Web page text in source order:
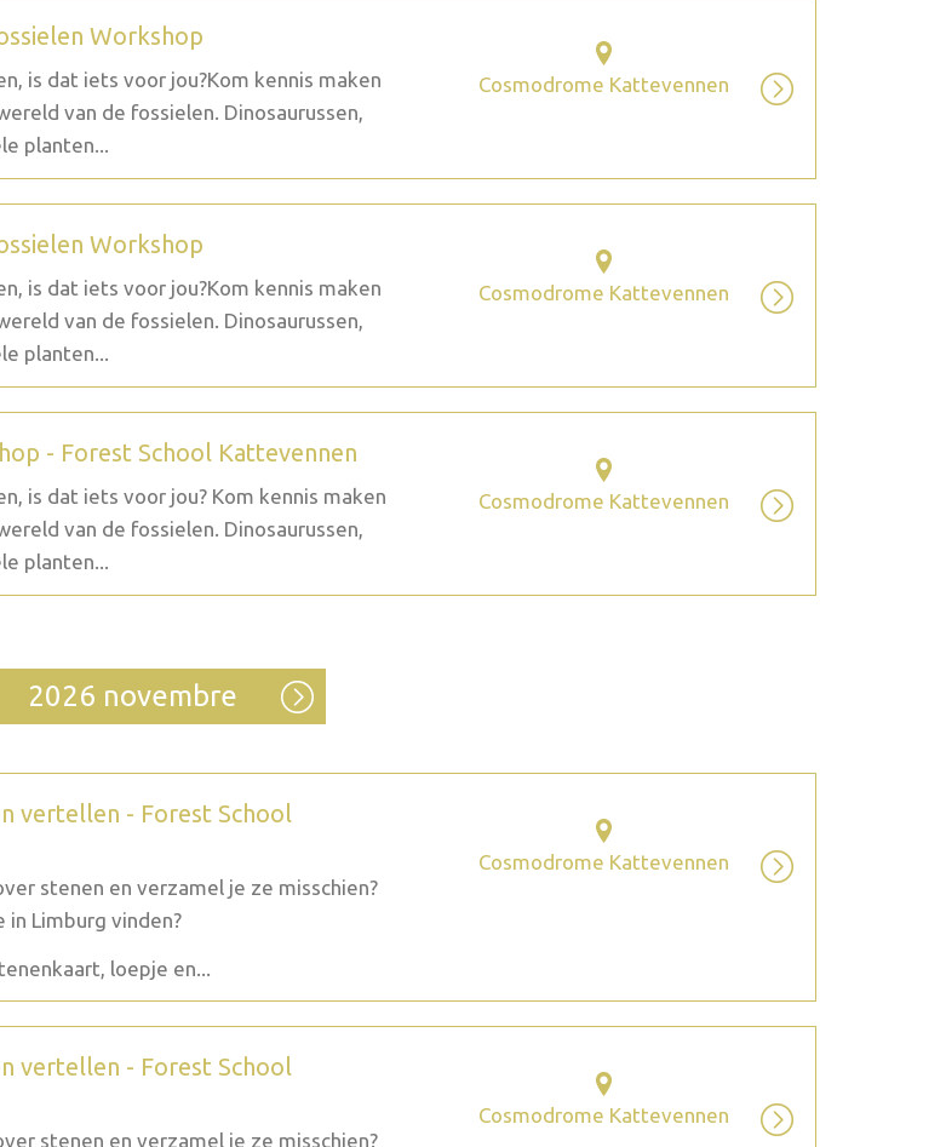
Workshop
is dat iets voor jou?Kom kennis maken
van de fossielen. Dinosaurussen,
planten...
Cosmodrome Kattevennen
Workshop
is dat iets voor jou?Kom kennis maken
van de fossielen. Dinosaurussen,
planten...
Cosmodrome Kattevennen
- Forest School Kattevennen
is dat iets voor jou? Kom kennis maken
van de fossielen. Dinosaurussen,
planten...
Cosmodrome Kattevennen
2026 novembre
vertellen - Forest School
stenen en verzamel je ze misschien?
in Limburg vinden?
loepje en...
Cosmodrome Kattevennen
vertellen - Forest School
stenen en verzamel je ze misschien?
Cosmodrome Kattevennen